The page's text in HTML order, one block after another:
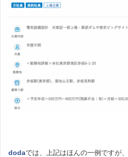
dodaでは、上記はほんの一例ですが、